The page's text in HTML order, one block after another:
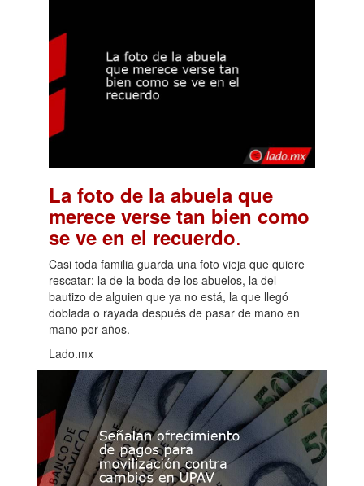
La foto de la abuela que
merece verse tan bien como
se ve en el recuerdo.
Casi toda familia guarda una foto vieja que quiere
rescatar: la de la boda de los abuelos, la del
bautizo de alguien que ya no está, la que llegó
doblada o rayada después de pasar de mano en
mano por años.
Lado.mx